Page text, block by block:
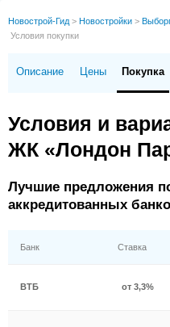
Новострой-Гид > Новостройки >
Условия покупки
Описание Цены Покупка
Условия и
ЖК «Лондон
Лучшие предложения
аккредитованных
Банк Ставка
ВТБ от 3,3%